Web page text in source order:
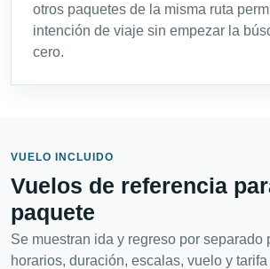
otros paquetes de la misma ruta
intención de viaje sin empezar la
cero.
VUELO INCLUIDO
Vuelos de referencia
paquete
Se muestran ida y regreso por separado
horarios, duración, escalas, vuelo y